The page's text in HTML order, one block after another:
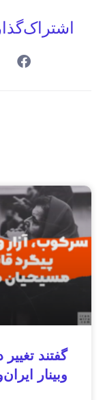
گفتند
وبینار